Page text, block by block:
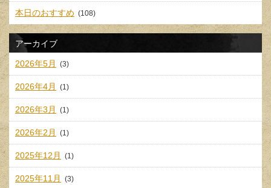
本日のおすすめ (108)
アーカイブ
2026年5月 (3)
2026年4月 (1)
2026年3月 (1)
2026年2月 (1)
2025年12月 (1)
2025年11月 (3)